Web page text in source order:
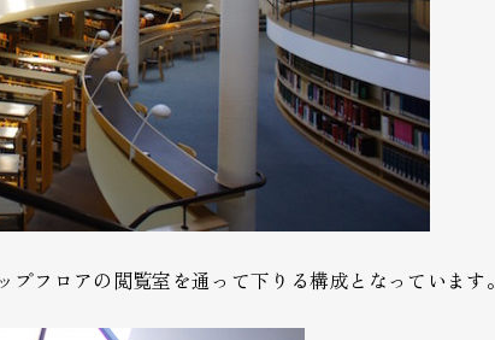
フロアの閲覧室を通って下りる構成となっています。